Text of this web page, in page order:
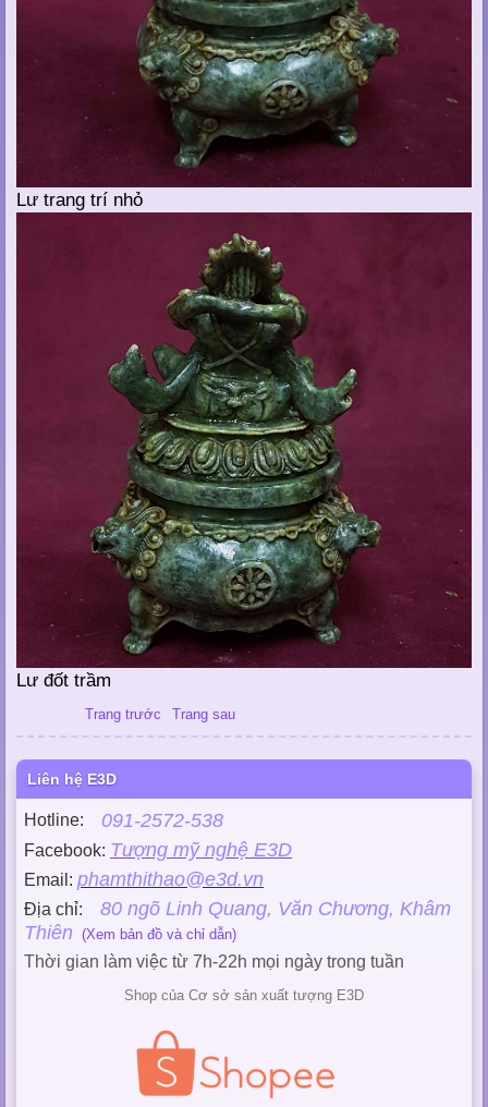
Lư trang trí nhỏ
Lư đốt trầm
Trang trước Trang sau
Liên hệ E3D
Hotline: 091-2572-538
Facebook: Tượng mỹ nghệ E3D
Email: phamthithao@e3d.vn
Địa chỉ: 80 ngõ Linh Quang, Văn Chương, Khâm
Thiên (Xem bản đồ và chỉ dẫn)
Thời gian làm việc từ 7h-22h mọi ngày trong tuần
Shop của Cơ sở sản xuất tượng E3D